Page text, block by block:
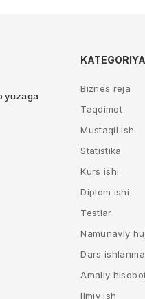
yuzaga
Biznes reja
Taqdimot
Mustaqil ish
Statistika
Kurs ishi
Diplom ishi
Testlar
Namunaviy
Dars ishlanma
Amaliy
Ilmiy ish